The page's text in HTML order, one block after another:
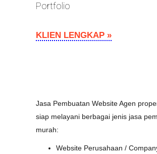
Portfolio
KLIEN LENGKAP »
Jasa Pembuatan Website Agen
siap melayani berbagai jenis jasa
murah:
Website Perusahaan /